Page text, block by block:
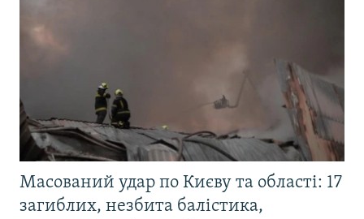
Масований удар по Києву та області: 17
загиблих, незбита балістика,